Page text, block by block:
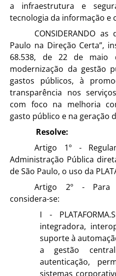
a infraestrutura e
tecnologia da informação e
CONSIDERANDO
Paulo na Direção Certa”,
68.538, de 22 de maio
modernização da gestão
gastos públicos, à
transparência nos
com foco na melhoria
gasto público e na geração
Resolve:
Artigo 1º -
Administração Pública
de São Paulo, o uso da
Artigo 2º - Para
considera-se:
I -
integradora,
suporte à
a gestão
autenticação,
sistemas